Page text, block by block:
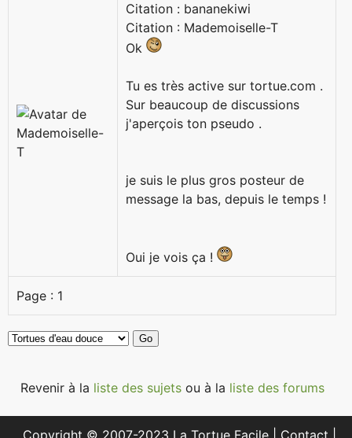
Citation : bananekiwi
Citation : Mademoiselle-T
Ok
Tu es très active sur tortue.com .
Sur beaucoup de discussions
j'aperçois ton pseudo .
je suis le plus gros posteur de
message la bas, depuis le temps !
Oui je vois ça !
Page : 1
Revenir à la liste des sujets ou à la liste des forums
Copyright © 2007-2023 La Tortue Facile | Contact